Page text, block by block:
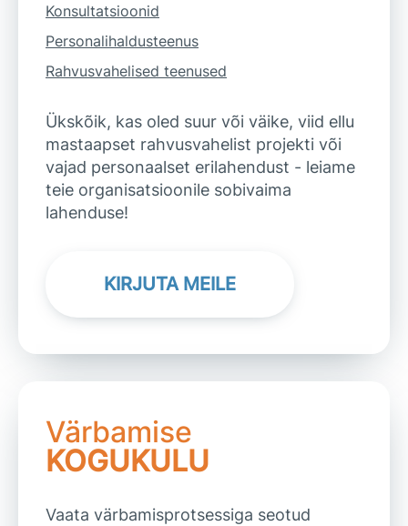
Konsultatsioonid
Personalihaldusteenus
Rahvusvahelised teenused
Ükskõik, kas oled suur või väike, viid ellu
mastaapset rahvusvahelist projekti või
vajad personaalset erilahendust - leiame
teie organisatsioonile sobivaima
lahenduse!
KIRJUTA MEILE
Värbamise
KOGUKULU
Vaata värbamisprotsessiga seotud